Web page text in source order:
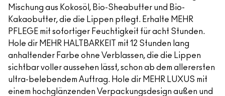
Mischung aus Kokosöl, Bio-Sheabutter und Bio-
Kakaobutter, die die Lippen pflegt. Erhalte MEHR
PFLEGE mit sofortiger Feuchtigkeit für acht Stunden.
Hole dir MEHR HALTBARKEIT mit 12 Stunden lang
anhaltender Farbe ohne Verblassen, die die Lippen
sichtbar voller aussehen lässt, schon ab dem allerersten
ultra-belebendem Auftrag. Hole dir MEHR LUXUS mit
einem hochglänzenden Verpackungsdesign außen und